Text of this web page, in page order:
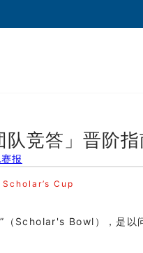
队竞答」晋阶
报
Cup
” （ Scholar's Bowl ），是以